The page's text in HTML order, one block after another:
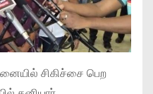
சிகிச்சை பெற